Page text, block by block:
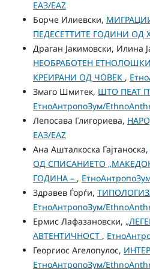
ЕАЗ/EAZ
Борче Илиевски,
ПЕДЕСЕТТИТЕ ГОДИНИ ОД
Драган Јакимовски, Илина
НЕОБРАБОТЕН
КРЕИРАНИ ОД ЧОВЕК ,
Змаго Шмитек, ШTO ПЕАТ
ЕтноАнтропоЗум/
Лепосава Глигориева,
ЕАЗ/EAZ
Ана Ашталкоска Гајтаноска,
ОД СПИСАНИЕТО
ГОДИНА – ,
Здравев Ѓорѓи,
ЕтноАнтропоЗум/
Ермис Лафазановски,
АВТЕНТИЧНОСТ ,
Георгиос Агелопулос,
ЕтноАнтропоЗум/